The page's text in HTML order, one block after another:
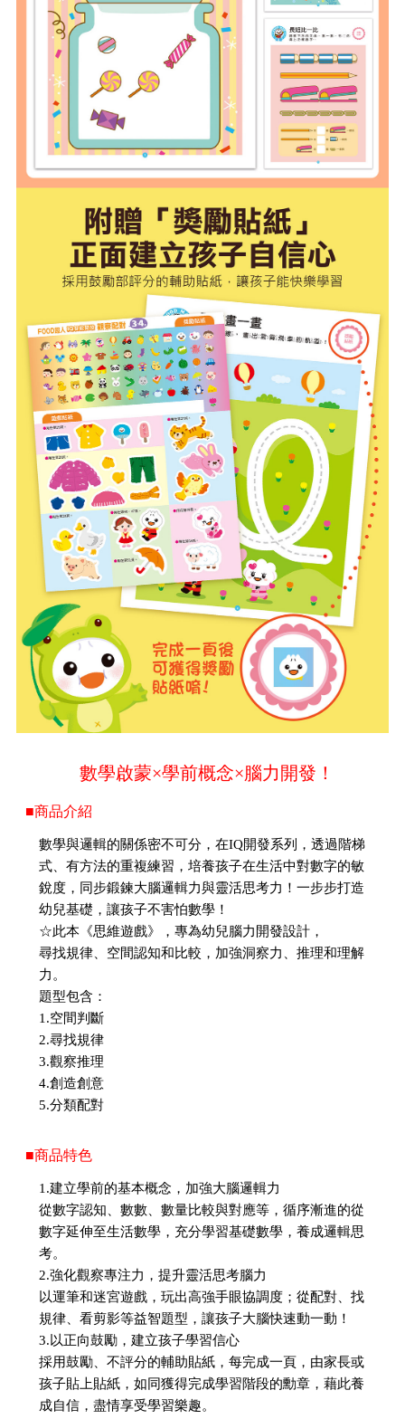
數學啟蒙×學前概念×腦力開發！
■商品介紹
數學與邏輯的關係密不可分，在IQ開發系列，透過階梯
式、有方法的重複練習，培養孩子在生活中對數字的敏
銳度，同步鍛鍊大腦邏輯力與靈活思考力！一步步打造
幼兒基礎，讓孩子不害怕數學！
☆此本《思維遊戲》，專為幼兒腦力開發設計，
尋找規律、空間認知和比較，加強洞察力、推理和理解
力。
題型包含：
1.空間判斷
2.尋找規律
3.觀察推理
4.創造創意
5.分類配對
■商品特色
1.建立學前的基本概念，加強大腦邏輯力
從數字認知、數數、數量比較與對應等，循序漸進的從
數字延伸至生活數學，充分學習基礎數學，養成邏輯思
考。
2.強化觀察專注力，提升靈活思考腦力
以運筆和迷宮遊戲，玩出高強手眼協調度；從配對、找
規律、看剪影等益智題型，讓孩子大腦快速動一動！
3.以正向鼓勵，建立孩子學習信心
採用鼓勵、不評分的輔助貼紙，每完成一頁，由家長或
孩子貼上貼紙，如同獲得完成學習階段的勳章，藉此養
成自信，盡情享受學習樂趣。